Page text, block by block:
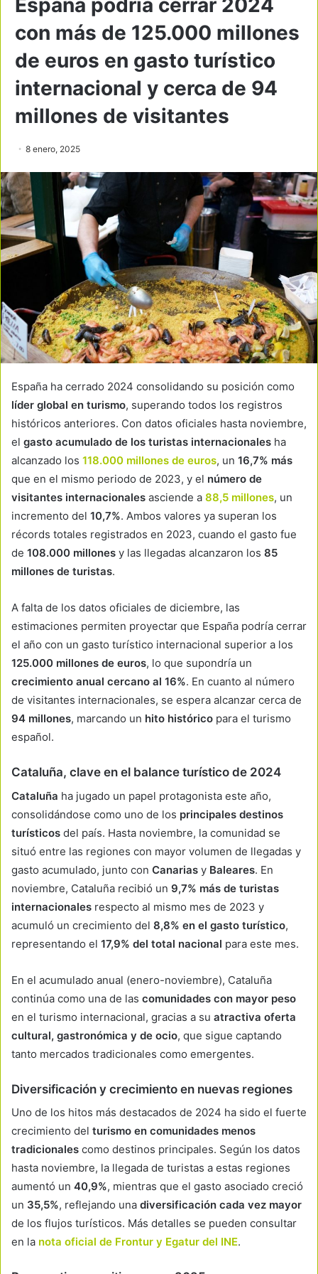
España podría cerrar 2024
con más de 125.000 millones
de euros en gasto turístico
internacional y cerca de 94
millones de visitantes
8 enero, 2025
España ha cerrado 2024 consolidando su posición como
líder global en turismo, superando todos los registros
históricos anteriores. Con datos oficiales hasta noviembre,
el gasto acumulado de los turistas internacionales ha
alcanzado los 118.000 millones de euros, un 16,7% más
que en el mismo periodo de 2023, y el número de
visitantes internacionales asciende a 88,5 millones, un
incremento del 10,7%. Ambos valores ya superan los
récords totales registrados en 2023, cuando el gasto fue
de 108.000 millones y las llegadas alcanzaron los 85
millones de turistas.
A falta de los datos oficiales de diciembre, las
estimaciones permiten proyectar que España podría cerrar
el año con un gasto turístico internacional superior a los
125.000 millones de euros, lo que supondría un
crecimiento anual cercano al 16%. En cuanto al número
de visitantes internacionales, se espera alcanzar cerca de
94 millones, marcando un hito histórico para el turismo
español.
Cataluña, clave en el balance turístico de 2024
Cataluña ha jugado un papel protagonista este año,
consolidándose como uno de los principales destinos
turísticos del país. Hasta noviembre, la comunidad se
situó entre las regiones con mayor volumen de llegadas y
gasto acumulado, junto con Canarias y Baleares. En
noviembre, Cataluña recibió un 9,7% más de turistas
internacionales respecto al mismo mes de 2023 y
acumuló un crecimiento del 8,8% en el gasto turístico,
representando el 17,9% del total nacional para este mes.
En el acumulado anual (enero-noviembre), Cataluña
continúa como una de las comunidades con mayor peso
en el turismo internacional, gracias a su atractiva oferta
cultural, gastronómica y de ocio, que sigue captando
tanto mercados tradicionales como emergentes.
Diversificación y crecimiento en nuevas regiones
Uno de los hitos más destacados de 2024 ha sido el fuerte
crecimiento del turismo en comunidades menos
tradicionales como destinos principales. Según los datos
hasta noviembre, la llegada de turistas a estas regiones
aumentó un 40,9%, mientras que el gasto asociado creció
un 35,5%, reflejando una diversificación cada vez mayor
de los flujos turísticos. Más detalles se pueden consultar
en la nota oficial de Frontur y Egatur del INE.